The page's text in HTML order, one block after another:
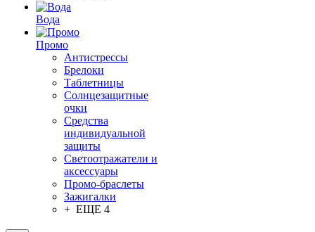
Вода
Промо
Антистрессы
Брелоки
Таблетницы
Солнцезащитные
очки
Средства
индивидуальной
защиты
Светоотражатели и
аксессуары
Промо-браслеты
Зажигалки
+ ЕЩЕ 4